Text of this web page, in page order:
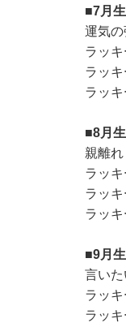
■7月
運気の
ラッ
ラッ
ラッ
■8月
親離
ラッ
ラッ
ラッ
■9月
言いた
ラッ
ラッ